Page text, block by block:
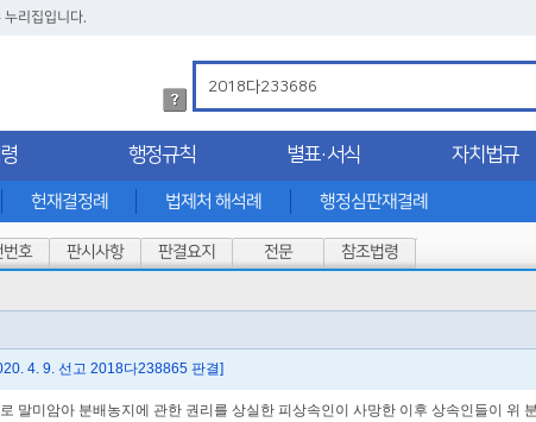
누리집입니다.
법
령
검
색
법
세
내
행정규칙 별표·서식 자치법규
헌재결정례 법제처 해석례 행정심판재결례
번호 판시사항 판결요지 전문 참조법령
4. 9. 선고 2018다238865 판결]
말미암아 분배농지에 관한 권리를 상실한 피상속인이 사망한 이후 상속인들이